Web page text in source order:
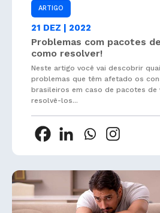
ARTIGO
21 DEZ | 2022
Problemas com pacotes
como resolver!
Neste artigo você vai descobrir
problemas que têm afetado os
brasileiros em caso de pacotes de
resolvê-los...